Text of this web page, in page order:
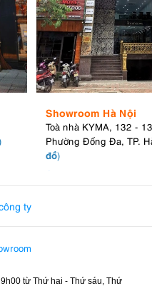
Showroom Hà Nội
Toà nhà KYMA, 132 -
Phường Đống Đa, TP.
đồ)
ty
từ Thứ hai - Thứ sáu, Thứ